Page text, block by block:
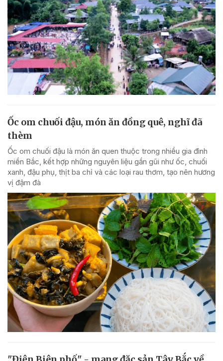
Ốc om chuối đậu, món ăn đồng quê, nghĩ đã
thèm
Ốc om chuối đậu là món ăn quen thuộc trong nhiều gia đình
miền Bắc, kết hợp những nguyên liệu gần gũi như ốc, chuối
xanh, đậu phụ, thịt ba chỉ và các loại rau thơm, tạo nên hương
vị đậm đà